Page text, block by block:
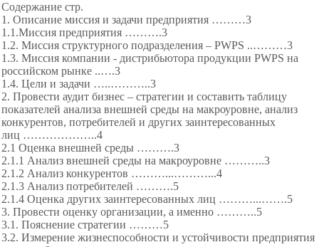
Содержание стр.
1. Описание миссия и задачи предприятия ………3
1.1.Миссия предприятия ……….3
1.2. Миссия структурного подразделения – PWPS ..………3
1.3. Миссия компании - дистрибьютора продукции PWPS на
российском рынке ..….3
1.4. Цели и задачи …..………..3
2. Провести аудит бизнес – стратегии и составить таблицу
показателей анализа внешней среды на макроуровне, анализ
конкурентов, потребителей и других заинтересованных
лиц ………………..4
2.1 Оценка внешней среды ……….3
2.1.1 Анализ внешней среды на макроуровне ………..3
2.1.2 Анализ конкурентов ………...………...4
2.1.3 Анализ потребителей ……….5
2.1.4 Оценка других заинтересованных лиц ………...…….5
3. Провести оценку организации, а именно ………..5
3.1. Пояснение стратегии ………5
3.2. Измерение жизнеспособности и устойчивости предприятия